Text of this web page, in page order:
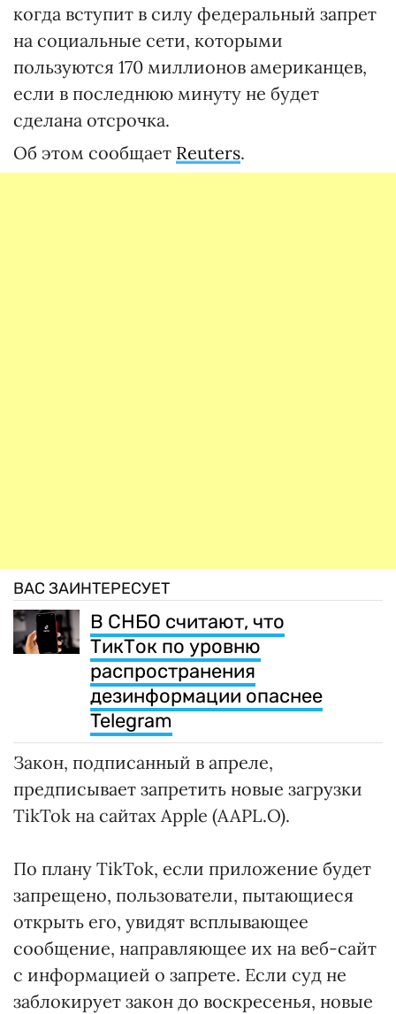
когда вступит в силу федеральный запрет
на социальные сети, которыми
пользуются 170 миллионов американцев,
если в последнюю минуту не будет
сделана отсрочка.
Об этом сообщает Reuters.
ВАС ЗАИНТЕРЕСУЕТ
В СНБО считают, что
ТикТок по уровню
распространения
дезинформации опаснее
Telegram
Закон, подписанный в апреле,
предписывает запретить новые загрузки
TikTok на сайтах Apple (AAPL.O).
По плану TikTok, если приложение будет
запрещено, пользователи, пытающиеся
открыть его, увидят всплывающее
сообщение, направляющее их на веб-сайт
с информацией о запрете. Если суд не
заблокирует закон до воскресенья, новые